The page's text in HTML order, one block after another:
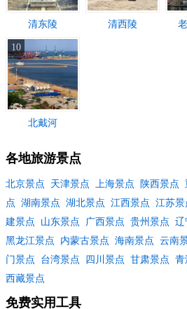
清东陵 清西陵
10
北戴河
各地旅游景点
北京景点 天津景点 上海景点 陕西景点
点 湖南景点 湖北景点 江西景点 江苏景
建景点
山东景点 广西景点 贵州景点 辽
黑龙江景点
内蒙古景点 海南景点 云南
门景点
台湾景点 四川景点 甘肃景点 青
西藏景点
免费实用工具